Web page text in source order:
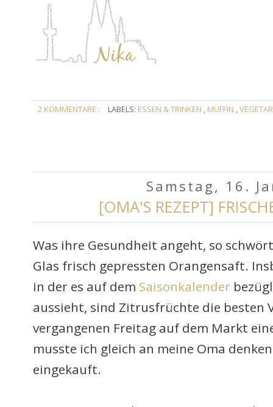
2 KOMMENTARE : LABELS: ESSEN & TRINKEN , MUFFIN ,
Samstag, 16.
[OMA'S REZEPT]
Was ihre Gesundheit angeht, so
Glas frisch gepressten Orangensaft.
in der es auf dem Saisonkalender
aussieht, sind Zitrusfrüchte die besten
vergangenen Freitag auf dem Markt
musste ich gleich an meine Oma
eingekauft.